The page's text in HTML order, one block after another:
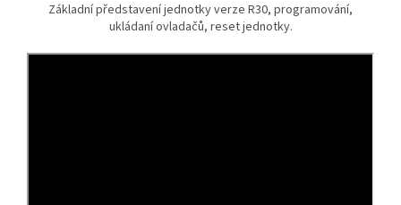
Základní představení jednotky verze R30, programování,
ukládaní ovladačů, reset jednotky.